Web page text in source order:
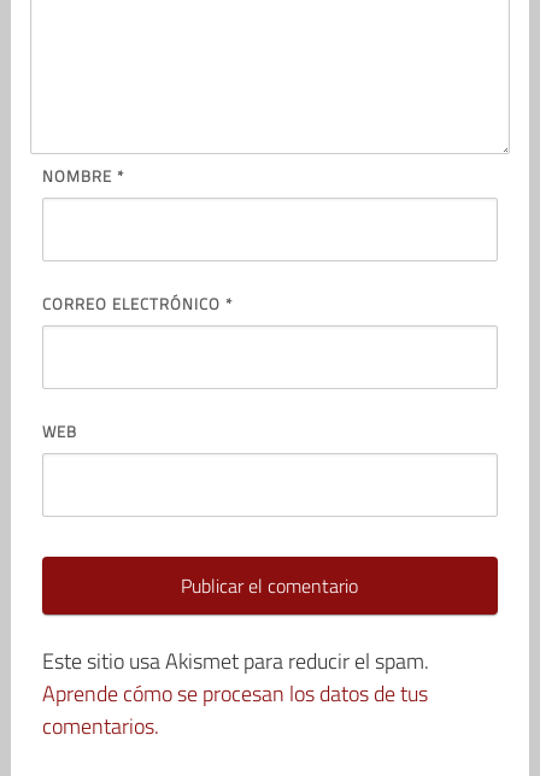
NOMBRE *
CORREO ELECTRÓNICO *
WEB
Este sitio usa Akismet para reducir el spam.
Aprende cómo se procesan los datos de tus
comentarios.